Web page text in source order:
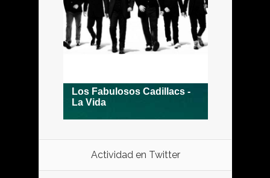
Actividad en Twitter